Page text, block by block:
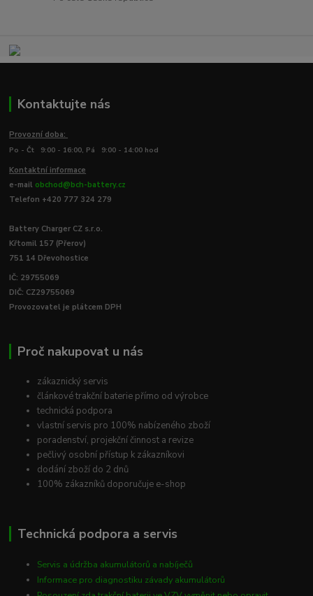
Kontaktujte nás
Provozní doba:
Po - Čt 9:00 - 16:00, Pá 9:00 - 14:00 hod
Kontaktní informace
e-mail obchod@bch-battery.cz
Telefon +420 777 324 279
Battery Charger CZ s.r.o.
Křtomil 157 (Přerov)
751 14 Dřevohostice
IČ: 29755069
DIČ: CZ29755069
Provozovatel je plátcem DPH
Proč nakupovat u nás
zákaznický servis
článkové trakční baterie přímo od výrobce
technická podpora
vlastní servis pro 100% nabízeného zboží
poradenství, projekční činnost a revize
pečlivý osobní přístup k zákazníkovi
dodání zboží do 2 dnů
100% zákazníků doporučuje e-shop
Technická podpora a servis
Servis a údržba akumulátorů a nabíječů
Informace pro diagnostiku závady akumulátorů